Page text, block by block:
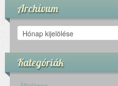
Archívum
Archívum
Kategóriák